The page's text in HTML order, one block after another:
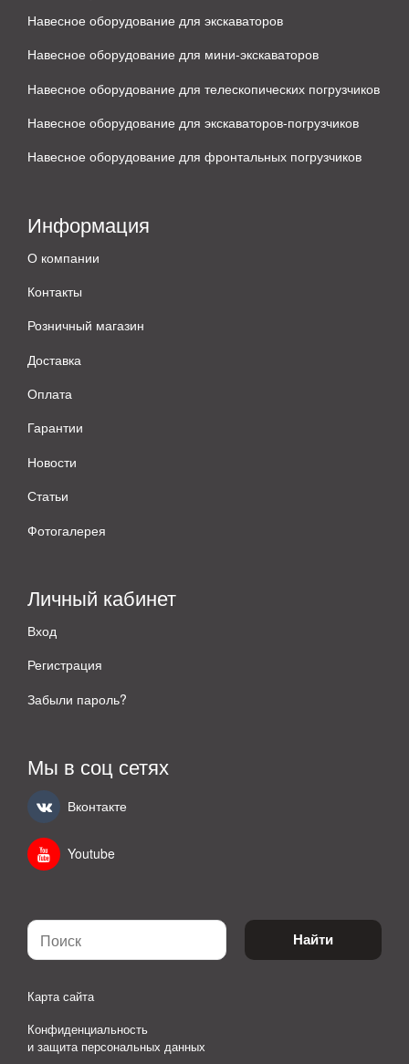
Навесное оборудование для экскаваторов
Навесное оборудование для мини-экскаваторов
Навесное оборудование для телескопических погрузчиков
Навесное оборудование для экскаваторов-погрузчиков
Навесное оборудование для фронтальных погрузчиков
Информация
О компании
Контакты
Розничный магазин
Доставка
Оплата
Гарантии
Новости
Статьи
Фотогалерея
Личный кабинет
Вход
Регистрация
Забыли пароль?
Мы в соц сетях
Вконтакте
Youtube
Найти
Карта сайта
Конфиденциальность
и защита персональных данных